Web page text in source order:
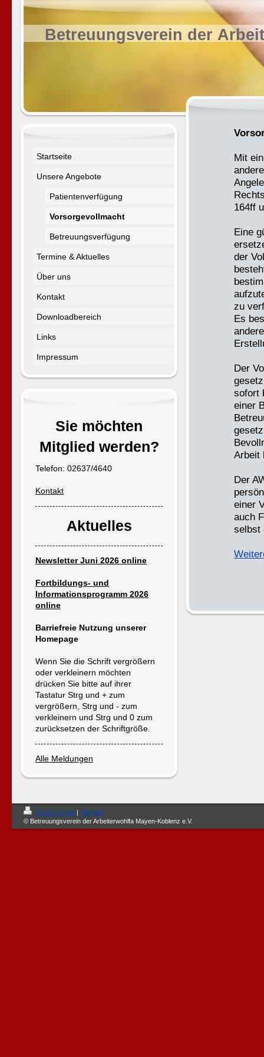
Betreuungsverein der
Mit
164ff
Eine
der
zu
Es
Der
sofort
einer
Arbeit
Der
einer
auch
selbst
Startseite
Unsere Angebote
Patientenverfügung
Vorsorgevollmacht
Betreuungsverfügung
Termine & Aktuelles
Über uns
Kontakt
Downloadbereich
Links
Impressum
Sie möchten
Mitglied werden?
Telefon: 02637/4640
Kontakt
Aktuelles
Newsletter Juni 2026 online
Fortbildungs- und
Informationsprogramm 2026
online
Barriefreie Nutzung unserer
Homepage
Wenn Sie die Schrift vergrößern
oder verkleinern möchten
drücken Sie bitte auf ihrer
Tastatur Strg und + zum
vergrößern, Strg und - zum
verkleinern und Strg und 0 zum
zurücksetzen der Schriftgröße.
Alle Meldungen
Druckversion | Sitemap
© Betreuungsverein der Arbeiterwohlfa Mayen-Koblenz e.V.